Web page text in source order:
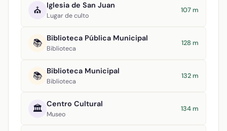
⛪ Iglesia de San Juan
Lugar de culto
107 m
📚 Biblioteca Pública Municipal
Biblioteca
128 m
📚 Biblioteca Municipal
Biblioteca
132 m
🏛️ Centro Cultural
Museo
134 m